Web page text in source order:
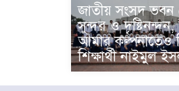
জাতীয় সংসদ
সুন্দর ও দৃষ্টিনন্দন,
আমার কল্পনাতেও
শিক্ষার্থী নাইমুল